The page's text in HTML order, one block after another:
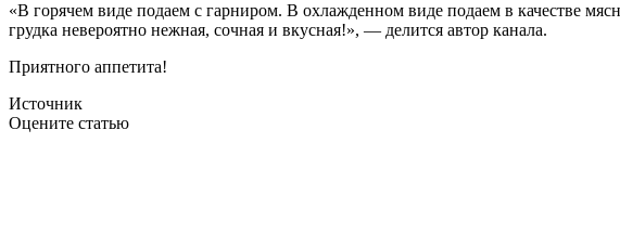
«В горячем виде подаем с гарниром. В охлажденном виде подаем в качестве
грудка невероятно нежная, сочная и вкусная!», — делится автор канала.
Приятного аппетита!
Источник
Оцените статью